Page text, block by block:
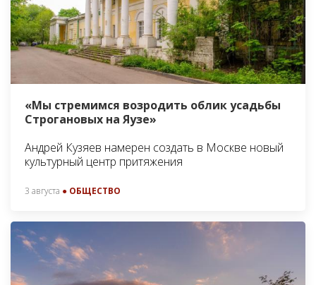
«Мы стремимся возродить облик усадьбы
Строгановых на Яузе»
Андрей Кузяев намерен создать в Москве новый
культурный центр притяжения
3 августа ● ОБЩЕСТВО